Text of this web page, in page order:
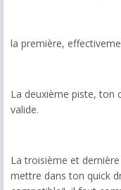
la première,
La deuxième piste, ton
valide.
La troisième et
mettre dans ton quick